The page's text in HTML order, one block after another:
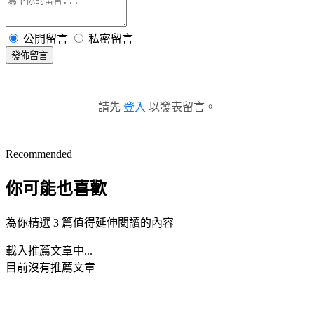
公開留言 私密留言
發佈留言
請先 登入 以發表留言。
Recommended
你可能也喜歡
為你精選 3 篇值得延伸閱讀的內容
載入推薦文章中...
目前沒有推薦文章